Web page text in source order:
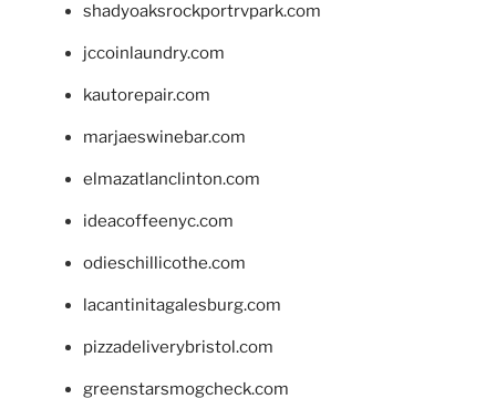
shadyoaksrockportrvpark.com
jccoinlaundry.com
kautorepair.com
marjaeswinebar.com
elmazatlanclinton.com
ideacoffeenyc.com
odieschillicothe.com
lacantinitagalesburg.com
pizzadeliverybristol.com
greenstarsmogcheck.com